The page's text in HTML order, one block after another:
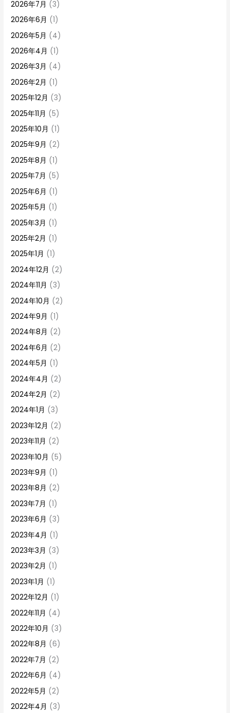
2026年7月 (3)
2026年6月 (1)
2026年5月 (4)
2026年4月 (1)
2026年3月 (4)
2026年2月 (1)
2025年12月 (3)
2025年11月 (5)
2025年10月 (1)
2025年9月 (2)
2025年8月 (1)
2025年7月 (5)
2025年6月 (1)
2025年5月 (1)
2025年3月 (1)
2025年2月 (1)
2025年1月 (1)
2024年12月 (2)
2024年11月 (3)
2024年10月 (2)
2024年9月 (1)
2024年8月 (2)
2024年6月 (2)
2024年5月 (1)
2024年4月 (2)
2024年2月 (2)
2024年1月 (3)
2023年12月 (2)
2023年11月 (2)
2023年10月 (5)
2023年9月 (1)
2023年8月 (2)
2023年7月 (1)
2023年6月 (3)
2023年4月 (1)
2023年3月 (3)
2023年2月 (1)
2023年1月 (1)
2022年12月 (1)
2022年11月 (4)
2022年10月 (3)
2022年8月 (6)
2022年7月 (2)
2022年6月 (4)
2022年5月 (2)
2022年4月 (3)